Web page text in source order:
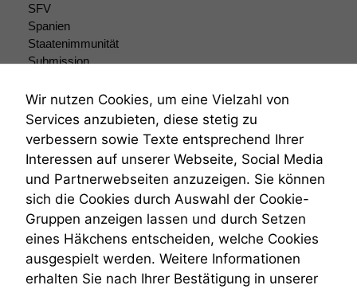
SFV
Spanien
Staatenimmunität
Submission
Teilungsklage
Venezuela
VRK
Wiederherstellungsanordnung
Zivilprozessordnung
ZPO
Zustellfiktion
Zuständigkeit
Öffentliches Personalrecht
Öffentlichkeitsprinzip
Wir nutzen Cookies, um eine Vielzahl von
Services anzubieten, diese stetig zu
verbessern sowie Texte entsprechend Ihrer
Interessen auf unserer Webseite, Social Media
und Partnerwebseiten anzuzeigen. Sie können
sich die Cookies durch Auswahl der Cookie-
Gruppen anzeigen lassen und durch Setzen
eines Häkchens entscheiden, welche Cookies
ausgespielt werden. Weitere Informationen
erhalten Sie nach Ihrer Bestätigung in unserer
zu 100%
Marketing
Wir speichern
anonyme Daten ab,
um interne
marketingtechnische
Auswertungen
durchführen zu
können. Diese helfen
uns, unsere Website
zu verbessern.